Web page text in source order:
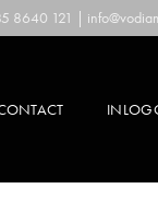
8640 121 |